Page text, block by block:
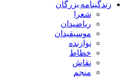
زندگینامه بزرگان
شعرا
ریاضیدان
موسیقیدان
نوازنده
خطاط
نقاش
منجم